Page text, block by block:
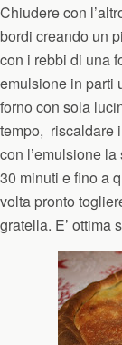
Chiudere con
bordi creando un
con i rebbi di una
emulsione in parti
forno con sola
tempo, riscaldare
con l’emulsione
30 minuti e fino a
volta pronto
gratella. E’ ottima